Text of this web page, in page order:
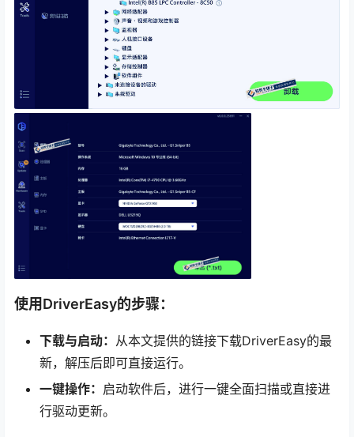
使用DriverEasy的步骤：
下载与启动： 从本文提供的链接下载DriverEasy的最
新，解压后即可直接运行。
一键操作： 启动软件后，进行一键全面扫描或直接进
行驱动更新。